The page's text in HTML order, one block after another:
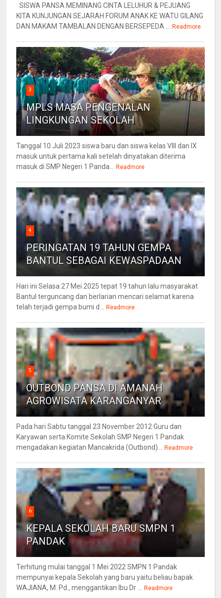
SISWA PANSA MEMINANG CINTA LELUHUR & PEJUANG
KITA KUNJUNGAN SEJARAH FORUM ANAK KE WATU GILANG
DAN MAKAM TAMBALAN DENGAN BERSEPEDA ...
Readmore
3
MPLS MASA PENGENALAN
LINGKUNGAN SEKOLAH
Tanggal 10 Juli 2023 siswa baru dan siswa kelas VIII dan IX
masuk untuk pertama kali setelah dinyatakan diterima
masuk di SMP Negeri 1 Panda...
Readmore
4
PERINGATAN 19 TAHUN GEMPA
BANTUL SEBAGAI KEWASPADAAN
Hari ini Selasa 27 Mei 2025 tepat 19 tahun lalu masyarakat
Bantul terguncang dan berlarian mencari selamat karena
telah terjadi gempa bumi d...
Readmore
5
OUTBOND PANSA DI AMANAH
AGROWISATA KARANGANYAR
Pada hari Sabtu tanggal 23 November 2012 Guru dan
Karyawan serta Komite Sekolah SMP Negeri 1 Pandak
mengadakan kegiatan Mancakrida (Outbond)...
Readmore
6
KEPALA SEKOLAH BARU SMPN 1
PANDAK
Terhitung mulai tanggal 1 Mei 2022 SMPN 1 Pandak
mempunyai kepala Sekolah yang baru yaitu beliau bapak
WAJIANA, M. Pd., menggantikan Ibu Dr ...
Readmore